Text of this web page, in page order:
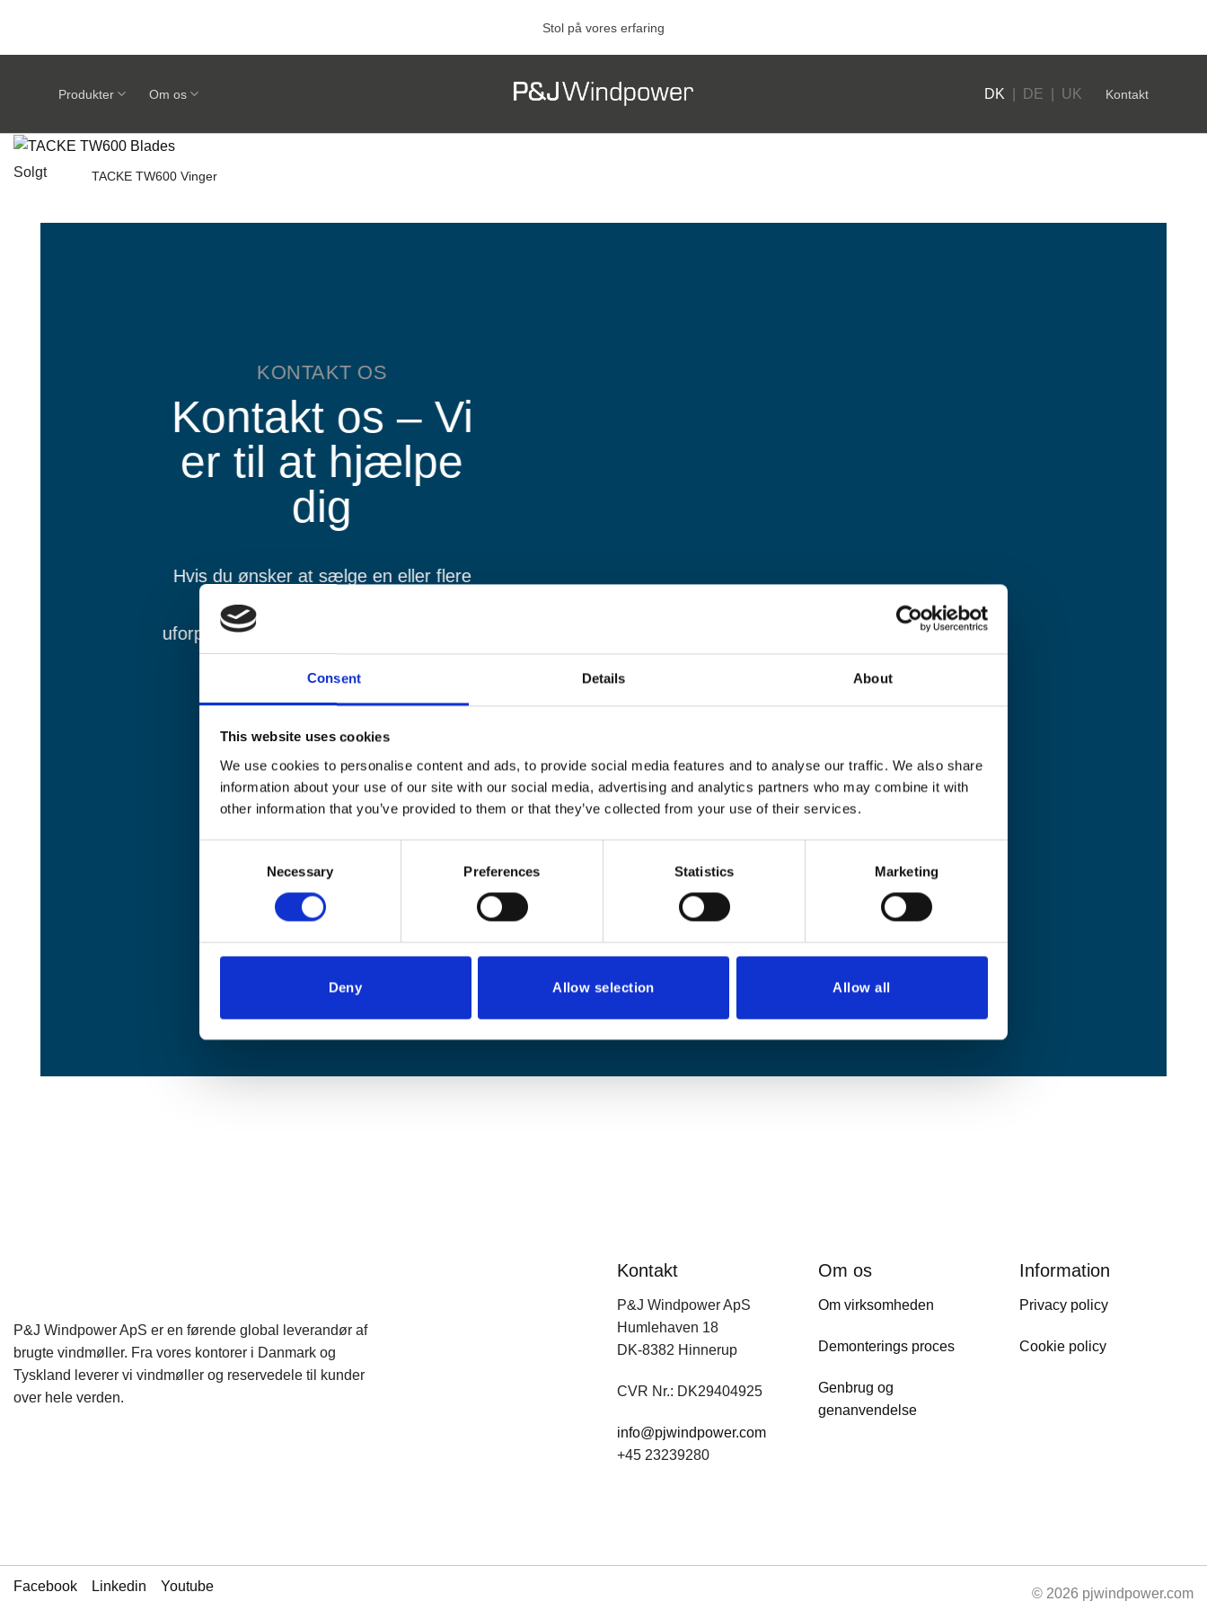
Consent Details About
This website uses cookies
We use cookies to personalise content and ads, to provide social media features and to analyse our traffic. We also share
information about your use of our site with our social media, advertising and analytics partners who may combine it with
other information that you’ve provided to them or that they’ve collected from your use of their services.
Necessary Preferences Statistics Marketing
Deny Allow selection Allow all
indhold
Stol på vores erfaring
Produkter Om os DK DE UK Kontakt
Solgt TACKE TW600 Vinger
KONTAKT OS
Kontakt os – Vi
er til at hjælpe
dig
Hvis du ønsker at sælge en eller flere
vindmøller, tilbyder vi gerne et
uforpligtende tilbud, der er tilpasset dine
P&J Windpower ApS er en førende global leverandør af
brugte vindmøller. Fra vores kontorer i Danmark og
Tyskland leverer vi vindmøller og reservedele til kunder
over hele verden.
Kontakt
P&J Windpower ApS
Humlehaven 18
DK-8382 Hinnerup
CVR Nr.: DK29404925
info@pjwindpower.com
+45 23239280
Om os
Om virksomheden
Demonterings proces
Genbrug og
genanvendelse
Information
Privacy policy
Cookie policy
© 2026 pjwindpower.com
Facebook Linkedin Youtube